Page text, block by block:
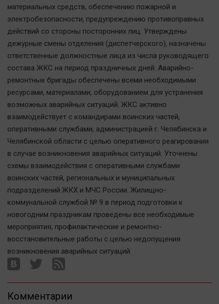
Bookworms
English version
Online-консультация
Актуальная тема
Блогеркуль
Быстрый медиазавод
Вирус чтения
Вкусное
Дети
ЖКХ
Интервью
Качество жизни
Народная журналистика
материальных средств, обеспечению пожарной и
электробезопасности, предупреждению противоправных
действий со стороны посторонних лиц. Утверждены
дежурные смены отделения (диспетчерского), назначены
ответственные должностные лица из числа руководящего
состава ЖКС на период праздничных дней. Аварийно-
ремонтные бригады обеспечены всеми необходимыми
ресурсами, материалами, оборудованием для устранения
возможных аварийных ситуаций. ЖКС активно
взаимодействует с командирами воинских частей,
оперативными службами, администрацией г. Челябинска и
Челябинской области с целью оперативного реагирования
в случае возникновения аварийных ситуаций. Уточнены
схемы взаимодействия с оперативными службами
воинских частей, региональных и муниципальных
подразделений ЖКХ и МЧС России. Жилищно-
коммунальной службой № 9 в период подготовки к
новогодним праздникам проведены все необходимые
мероприятия, профилактические и ремонтно-
восстановительные работы с целью недопущения
возникновения аварийных ситуаций.
Комментарии